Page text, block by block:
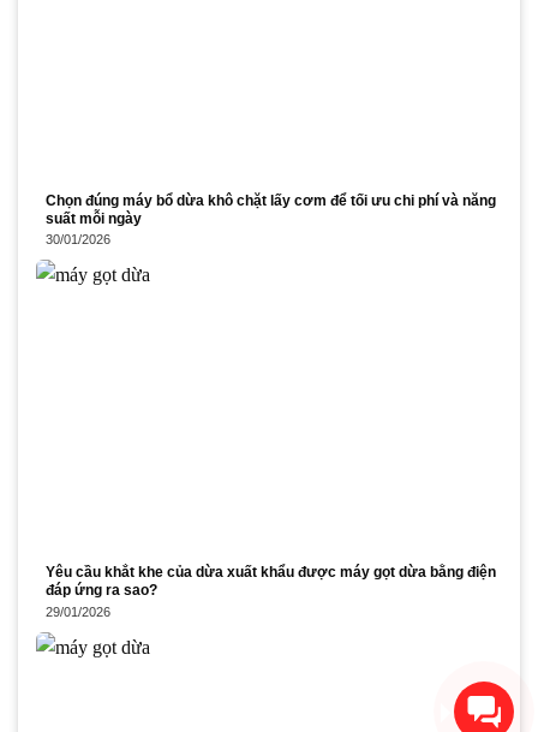
Chọn đúng máy bổ dừa khô chặt lấy cơm để tối ưu chi phí và năng
suất mỗi ngày
30/01/2026
Yêu cầu khắt khe của dừa xuất khẩu được máy gọt dừa bằng điện
đáp ứng ra sao?
29/01/2026